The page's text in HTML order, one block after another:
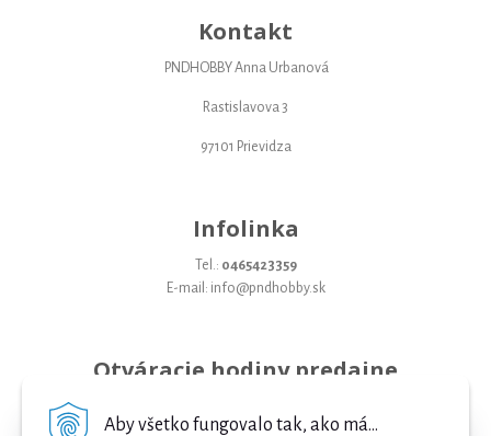
Aby všetko fungovalo tak, ako má...
Kontakt
PNDHOBBY Anna Urbanová
Rastislavova 3
97101 Prievidza
Infolinka
Tel.: 0465423359
E-mail: info@pndhobby.sk
Otváracie hodiny predajne